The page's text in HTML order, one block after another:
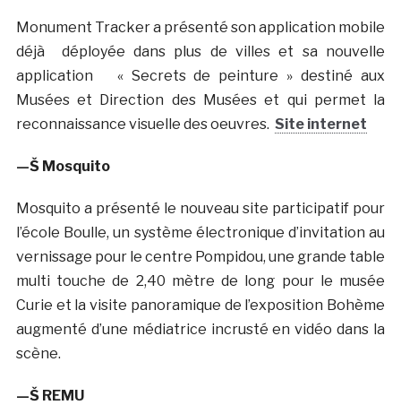
Monument Tracker a présenté son application mobile
déjà déployée dans plus de villes et sa nouvelle
application « Secrets de peinture » destiné aux
Musées et Direction des Musées et qui permet la
reconnaissance visuelle des oeuvres. Site internet
—Š Mosquito
Mosquito a présenté le nouveau site participatif pour
l’école Boulle, un système électronique d’invitation au
vernissage pour le centre Pompidou, une grande table
multi touche de 2,40 mètre de long pour le musée
Curie et la visite panoramique de l’exposition Bohème
augmenté d’une médiatrice incrusté en vidéo dans la
scène.
—Š REMU